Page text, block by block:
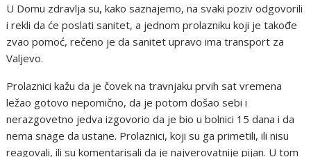
U Domu zdravlja su, kako saznajemo, na svaki poziv odgovorili
i rekli da će poslati sanitet, a jednom prolazniku koji je takođe
zvao pomoć, rečeno je da sanitet upravo ima transport za
Valjevo.
Prolaznici kažu da je čovek na travnjaku prvih sat vremena
ležao gotovo nepomično, da je potom došao sebi i
nerazgovetno jedva izgovorio da je bio u bolnici 15 dana i da
nema snage da ustane. Prolaznici, koji su ga primetili, ili nisu
reagovali, ili su komentarisali da je najverovatnije pijan. U tom